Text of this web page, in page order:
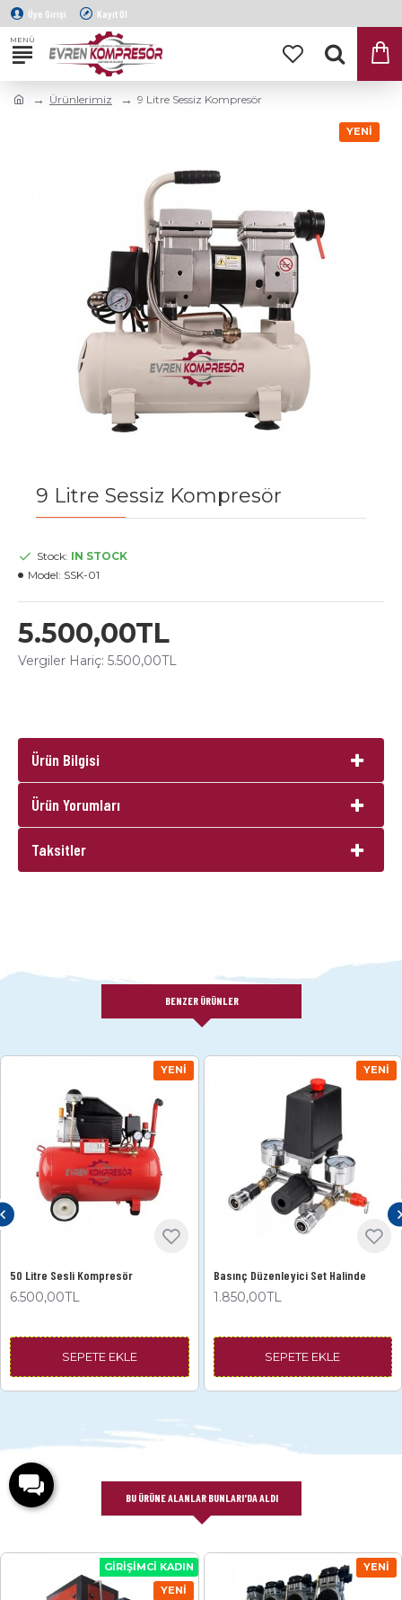
Üye Girişi Kayıt Ol
Ürünlerimiz 9 Litre Sessiz Kompresör
YENI
9 Litre Sessiz Kompresör
5.500,00TL
Vergiler Hariç: 5.500,00TL
Stock: IN STOCK
Model: SSK-01
Ürün Bilgisi
Ürün Yorumları
Taksitler
BENZER ÜRÜNLER
YENI
50 Litre Sesli Kompresör
6.500,00TL
SEPETE EKLE
YENI
Basınç Düzenleyici Set Halinde
1.850,00TL
SEPETE EKLE
BU ÜRÜNE ALANLAR BUNLARI'DA ALDI
YENI
GIRIŞIMCI KADIN YENI